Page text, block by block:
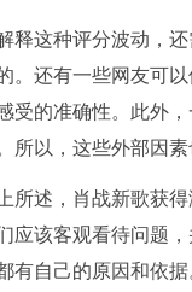
释这种评分波动，
。还有一些网友可
受的准确性。此外
所以，这些外部因
所述，肖战新歌获
应该客观看待问题
有自己的原因和依据